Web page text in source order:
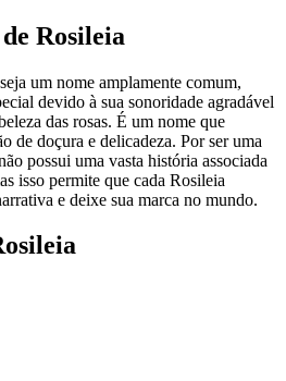
de Rosileia
um nome amplamente comum,
devido à sua sonoridade agradável
das rosas. É um nome que
de doçura e delicadeza. Por ser uma
possui uma vasta história associada
isso permite que cada Rosileia
e deixe sua marca no mundo.